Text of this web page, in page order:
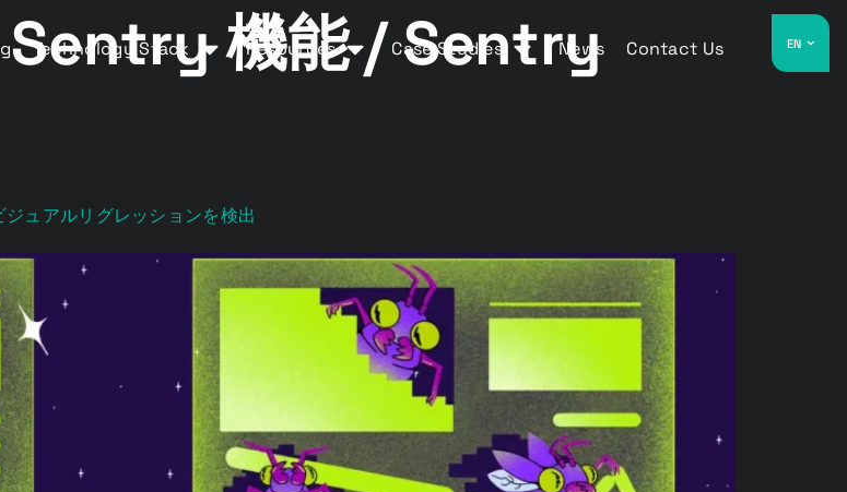
Technology Stack Resources Case Studies News Contact Us EN
Sentry 機能 / Sentry
ュアルリグレッションを検出